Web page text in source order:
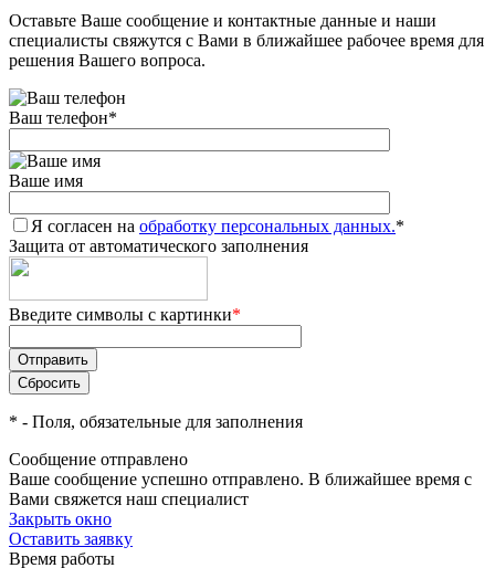
Оставьте Ваше сообщение и контактные данные и наши
специалисты свяжутся с Вами в ближайшее рабочее время для
решения Вашего вопроса.
Ваш телефон*
Ваше имя
Я согласен на обработку персональных данных.*
Защита от автоматического заполнения
Введите символы с картинки*
* - Поля, обязательные для заполнения
Сообщение отправлено
Ваше сообщение успешно отправлено. В ближайшее время с
Вами свяжется наш специалист
Закрыть окно
Оставить заявку
Время работы